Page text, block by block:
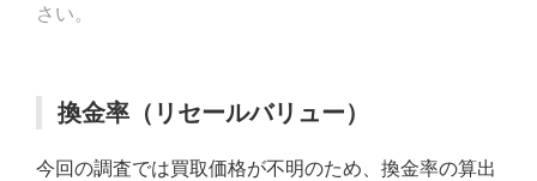
さい。
換金率（リセールバリュー）
今回の調査では買取価格が不明のため、換金率の算出